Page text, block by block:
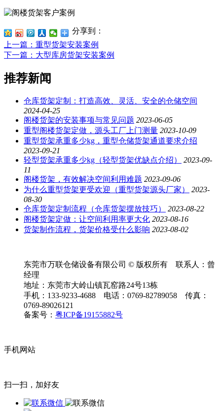
分享到：
上一篇 ：重型货架安装案例
下一篇 ：大型库房货架安装案例
推荐新闻
仓库货架定制：打造高效、灵活、安全的仓储空间
2024-04-25
阁楼货架的安装事项与常见问题 2023-06-05
重型阁楼货架定做，源头工厂上门测量 2023-10-09
重型货架承重多少kg，重型仓储货架通道要求介绍
2023-09-21
轻型货架承重多少kg（轻型货架优缺点介绍）
2023-09-
11
阁楼货架，有效解决空间利用难题 2023-09-06
为什么重型货架更受欢迎（重型货架源头厂家）
2023-
08-30
仓库货架定制流程（仓库货架摆放技巧）
2023-08-22
阁楼货架定做：让空间利用率更大化 2023-08-16
货架制作流程，货架价格受什么影响 2023-08-02
东莞市万联仓储设备有限公司 © 版权所有 联系人：曾
经理
地址：东莞市大岭山镇瓦窑路24号13栋
手机：133-9233-4688 电话：0769-82789058 传真：
0769-89026121
备案号： 粤ICP备19155882号
手机网站
扫一扫，加好友